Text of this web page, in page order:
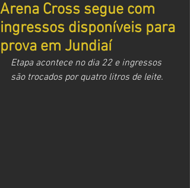
Arena Cross segue com
ingressos disponíveis para
prova em Jundiaí
Etapa acontece no dia 22 e ingressos
são trocados por quatro litros de leite.